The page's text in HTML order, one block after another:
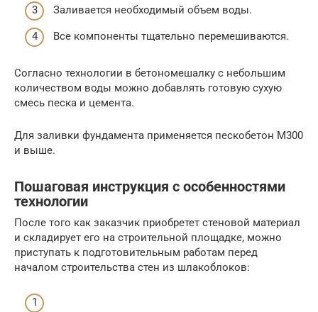
Заливается необходимый объем воды.
Все компоненты тщательно перемешиваются.
Согласно технологии в бетономешалку с небольшим
количеством воды можно добавлять готовую сухую
смесь песка и цемента.
Для заливки фундамента применяется пескобетон М300
и выше.
Пошаговая инструкция с особенностями
технологии
После того как заказчик приобретет стеновой материал
и складирует его на строительной площадке, можно
приступать к подготовительным работам перед
началом строительства стен из шлакоблоков: